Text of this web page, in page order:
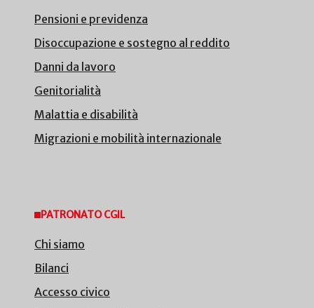
Pensioni e previdenza
Disoccupazione e sostegno al reddito
Danni da lavoro
Genitorialità
Malattia e disabilità
Migrazioni e mobilità internazionale
PATRONATO CGIL
Chi siamo
Bilanci
Accesso civico